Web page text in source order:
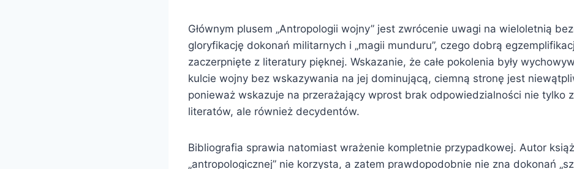
Głównym plusem „Antropologii wojny” jest zwrócenie uwagi na wieloletnią
gloryfikację dokonań militarnych i „magii munduru”, czego dobrą
zaczerpnięte z literatury pięknej. Wskazanie, że całe pokolenia były
kulcie wojny bez wskazywania na jej dominującą, ciemną stronę jest
ponieważ wskazuje na przerażający wprost brak odpowiedzialności nie tylko
literatów, ale również decydentów.
Bibliografia sprawia natomiast wrażenie kompletnie przypadkowej. Autor
„antropologicznej” nie korzysta, a zatem prawdopodobnie nie zna dokonań